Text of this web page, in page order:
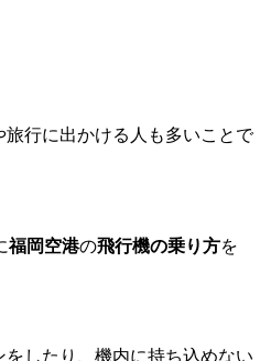
行に出かける人も多いことで
福岡空港の飛行機の乗り方を
したり、機内に持ち込めない